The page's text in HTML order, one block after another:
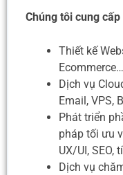
Chúng tôi cung cấp
Thiết kế
Ecommerce…
Dịch vụ
Email, VPS,
Phát triển
pháp tối ưu
UX/UI, SEO,
Dịch vụ